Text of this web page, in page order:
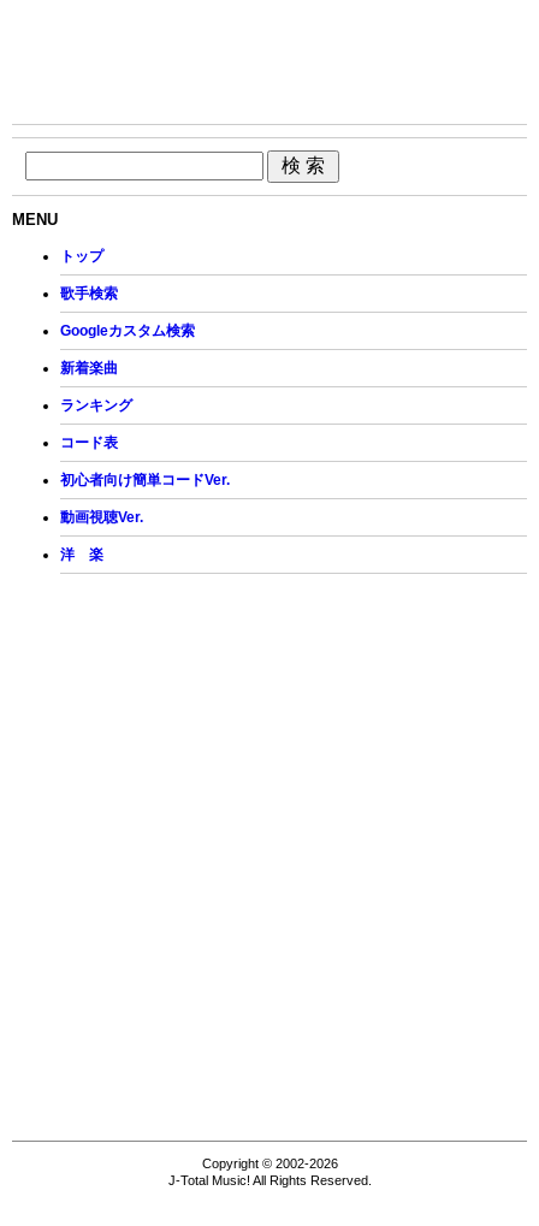
MENU
トップ
歌手検索
Googleカスタム検索
新着楽曲
ランキング
コード表
初心者向け簡単コードVer.
動画視聴Ver.
洋 楽
Copyright © 2002-2026
J-Total Music! All Rights Reserved.